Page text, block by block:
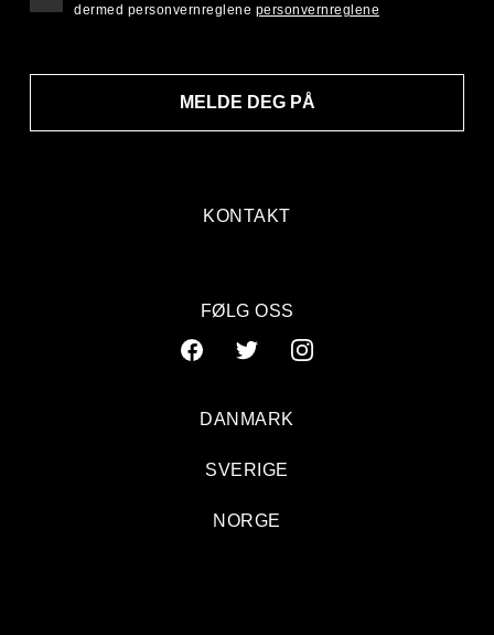
KONTAKT
MELDE DEG PÅ
dermed personvernreglene personvernreglene
FØLG OSS
DANMARK
SVERIGE
NORGE